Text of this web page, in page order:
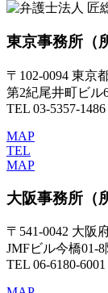
東京事務所
〒102-0094 東京
第2紀尾井町ビル
TEL 03-5357-
MAP
TEL
MAP
大阪事務所
〒541-0042 大阪
JMFビル今橋01-8
TEL 06-6180-6001